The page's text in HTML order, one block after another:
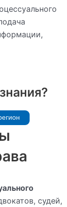
судей,